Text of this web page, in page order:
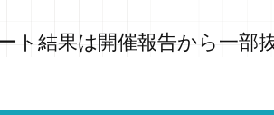
ト結果は開催報告から一部